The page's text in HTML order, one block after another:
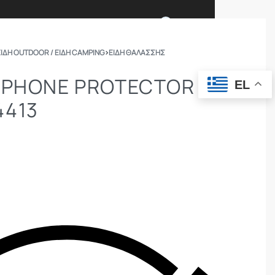
ΣΩΜΑΤΑ ΑΣΦΑΛΕΙΑΣ
OUTDOOR / ΕΙΔΗ CAMPING›ΕΊΔΗ ΘΑΛΆΣΣΗΣ
PROTECTOR
EL